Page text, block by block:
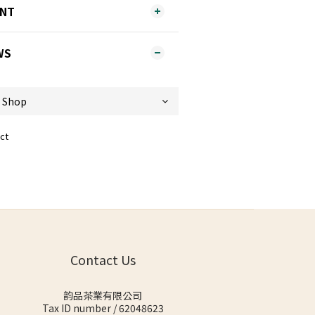
Contact Us
韵品茶業有限公司
Tax ID number / 62048623